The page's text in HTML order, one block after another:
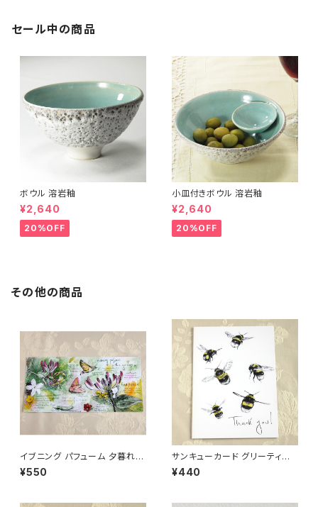
セール中の商品
ボウル 溶岩釉
¥2,640
20%OFF
小皿付きボウル 溶岩釉
¥2,640
20%OFF
その他の商品
イブニング パフューム 夕暮れの
香り 夏 花 すいかずら グリーテ
ィングカード (メール便可)
¥550
サンキューカード グリーティン
グカード (メール便可)
¥440